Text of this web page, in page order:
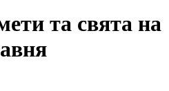
та свята на